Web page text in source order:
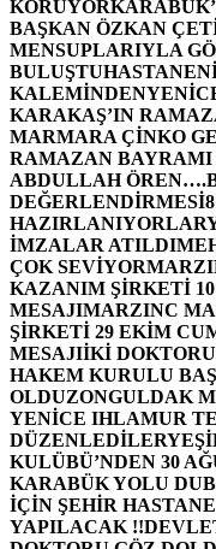
KORUYOR
BAŞKAN ÖZKAN
MENSUPLARIYLA
BULUŞTU
KALEMİNDEN
KARAKAŞ’IN
MARMARA ÇİNKO
RAMAZAN BAYRAMI
ABDULLAH ÖREN….
DEĞERLENDİRMESİ
HAZIRLANIYORLAR
İMZALAR ATILDI
ÇOK SEVİYOR
KAZANIM ŞİRKETİ
MESAJIMARZINC
ŞİRKETİ 29 EKİM
MESAJIİKİ
HAKEM KURULU
OLDUZONGULDAK
YENİCE IHLAMUR
DÜZENLEDİLER
KULÜBÜ’NDEN 30
KARABÜK YOLU
İÇİN ŞEHİR
YAPILACAK !!